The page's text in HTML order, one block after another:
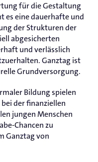
für die Gestaltung
es eine dauerhafte und
der Strukturen der
abgesicherten
und verlässlich
Ganztag ist
Grundversorgung.
Bildung spielen
der finanziellen
jungen Menschen
Chancen zu
Ganztag von